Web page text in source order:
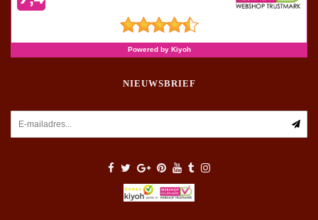
NIEUWSBRIEF